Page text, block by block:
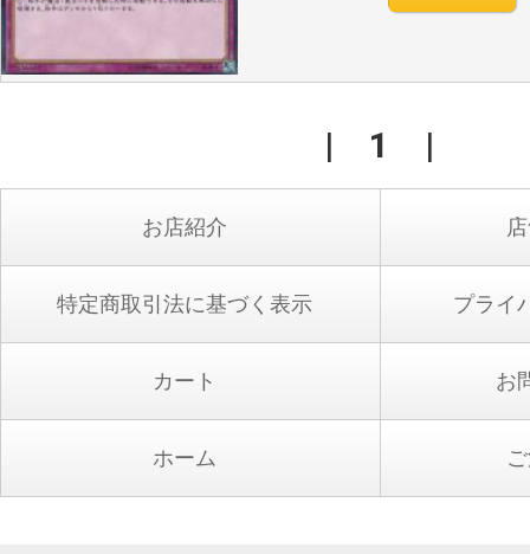
| 1 |
お店紹介
特定商取引法に基づく表示 プライ
カート お
ホーム